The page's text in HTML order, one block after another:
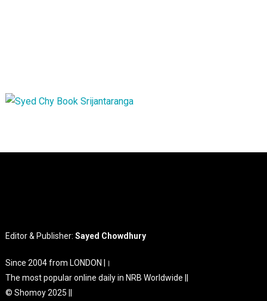
Editor & Publisher:Sayed Chowdhury
Since 2004 from LONDON |।
The most popular online daily in NRB Worldwide ||
© Shomoy 2025 ||